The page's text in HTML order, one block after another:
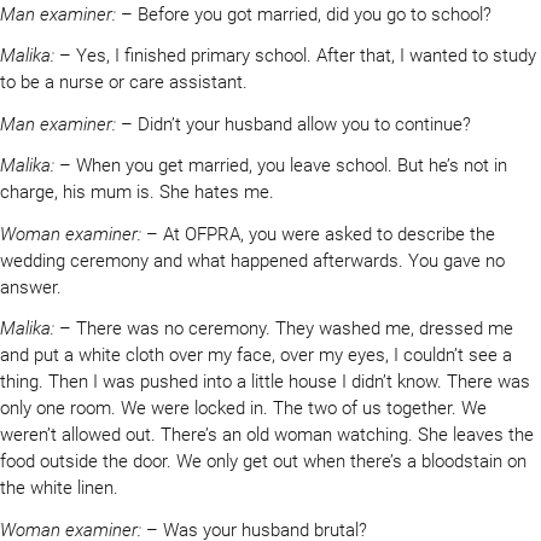
Man examiner: – Before you got married, did you go to school?
Malika: – Yes, I finished primary school. After that, I wanted to study
to be a nurse or care assistant.
Man examiner: – Didn’t your husband allow you to continue?
Malika: – When you get married, you leave school. But he’s not in
charge, his mum is. She hates me.
Woman examiner: – At OFPRA, you were asked to describe the
wedding ceremony and what happened afterwards. You gave no
answer.
Malika: – There was no ceremony. They washed me, dressed me
and put a white cloth over my face, over my eyes, I couldn’t see a
thing. Then I was pushed into a little house I didn’t know. There was
only one room. We were locked in. The two of us together. We
weren’t allowed out. There’s an old woman watching. She leaves the
food outside the door. We only get out when there’s a bloodstain on
the white linen.
Woman examiner: – Was your husband brutal?